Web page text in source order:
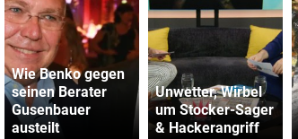
Wie Benko gegen
seinen Berater
Gusenbauer
austeilt
Unwetter, Wirbel
um Stocker-Sager
& Hackerangriff